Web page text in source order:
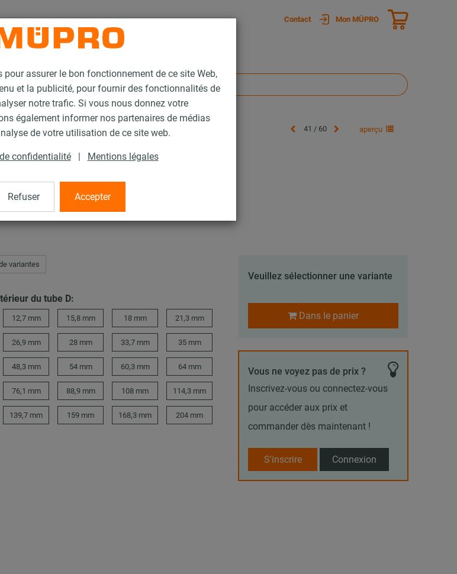
assurer le bon fonctionnement de ce site Web,
et la publicité, pour fournir des fonctionnalités de
notre trafic. Si vous nous donnez votre
également informer nos partenaires de médias
de votre utilisation de ce site web.
confidentialité | Mentions légales
Refuser Accepter
Contact Mon MÜPRO
41 / 60 aperçu
EX
variantes
du tube D:
12,7 mm 15,8 mm 18 mm 21,3 mm
26,9 mm 28 mm 33,7 mm 35 mm
48,3 mm 54 mm 60,3 mm 64 mm
76,1 mm 88,9 mm 108 mm 114,3 mm
139,7 mm 159 mm 168,3 mm 204 mm
Veuillez sélectionner une variante
Dans le panier
Vous ne voyez pas de prix ?
Inscrivez-vous ou connectez-vous
pour accéder aux prix et
commander dès maintenant !
S'inscrire Connexion